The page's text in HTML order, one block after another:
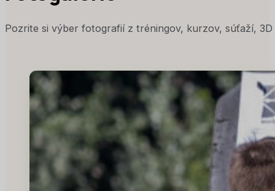
Pozrite si výber fotografií z tréningov, kurzov, súťaží,